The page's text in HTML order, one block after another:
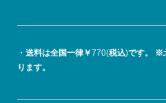
・ 送料は全国一律￥770(税込)です。 ※
ります。